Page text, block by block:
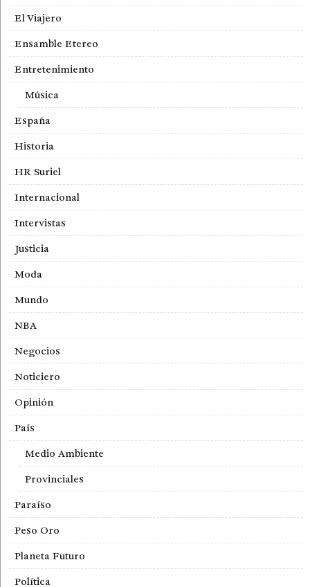
El Viajero
Ensamble Etereo
Entretenimiento
Música
España
Historia
HR Suriel
Internacional
Intervistas
Justicia
Moda
Mundo
NBA
Negocios
Noticiero
Opinión
País
Medio Ambiente
Provinciales
Paraíso
Peso Oro
Planeta Futuro
Política